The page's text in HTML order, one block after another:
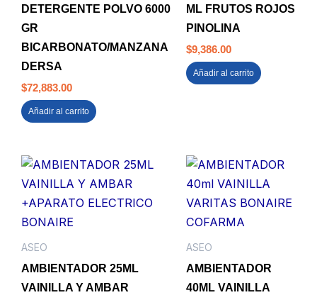
DETERGENTE POLVO 6000
GR
BICARBONATO/MANZANA
DERSA
$72,883.00
Añadir al carrito
ML FRUTOS ROJOS
PINOLINA
$9,386.00
Añadir al carrito
ASEO
AMBIENTADOR 25ML
VAINILLA Y AMBAR
ASEO
AMBIENTADOR
40ML VAINILLA